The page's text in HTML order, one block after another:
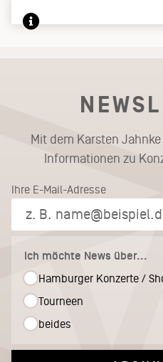
Mit dem Karsten
Informationen zu
Ihre E-Mail-Adresse
Ich möchte News über...
Hamburger Konzerte /
Tourneen
beides